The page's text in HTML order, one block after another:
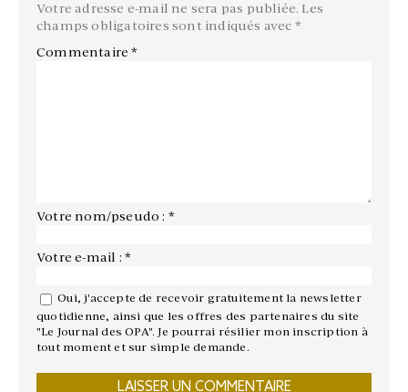
Votre adresse e-mail ne sera pas publiée. Les
champs obligatoires sont indiqués avec *
Commentaire*
Votre nom/pseudo : *
Votre e-mail : *
Oui, j'accepte de recevoir gratuitement la newsletter
quotidienne, ainsi que les offres des partenaires du site
"Le Journal des OPA". Je pourrai résilier mon inscription à
tout moment et sur simple demande.